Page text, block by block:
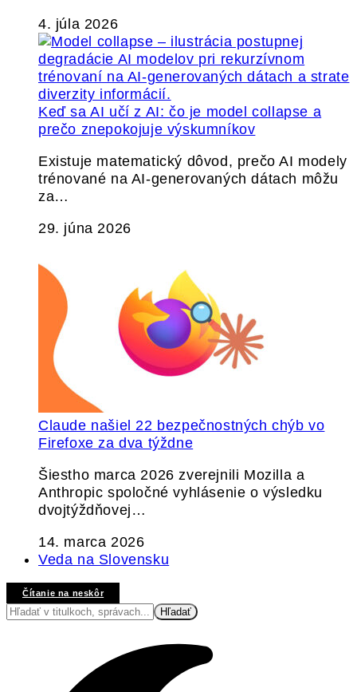
4. júla 2026
Keď sa AI učí z AI: čo je model collapse a
prečo znepokojuje výskumníkov
Existuje matematický dôvod, prečo AI modely
trénované na AI-generovaných dátach môžu
za…
29. júna 2026
Claude našiel 22 bezpečnostných chýb vo
Firefoxe za dva týždne
Šiestho marca 2026 zverejnili Mozilla a
Anthropic spoločné vyhlásenie o výsledku
dvojtýždňovej…
14. marca 2026
Veda na Slovensku
Čítanie na neskôr